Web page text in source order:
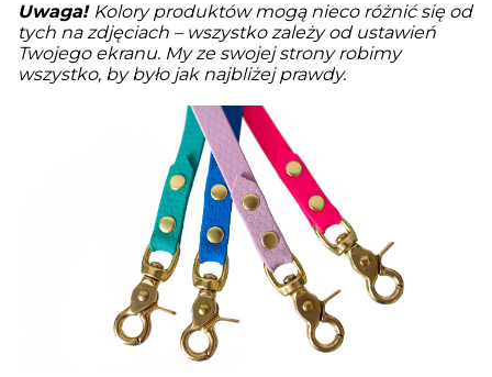
Uwaga! Kolory produktów mogą nieco różnić się od
tych na zdjęciach – wszystko zależy od ustawień
Twojego ekranu. My ze swojej strony robimy
wszystko, by było jak najbliżej prawdy.